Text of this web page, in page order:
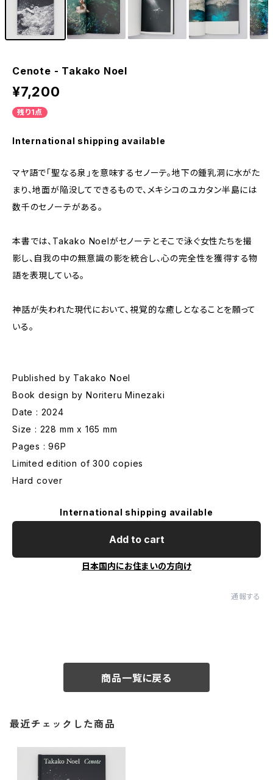
Cenote - Takako Noel
¥7,200
残り1点
International shipping available
マヤ語で「聖なる泉」を意味するセノーテ。地下の鍾乳洞に水がた
まり、地面が陥没してできるもので、メキシコのユカタン半島には
数千のセノーテがある。
本書では、Takako Noelがセノーテとそこで泳ぐ女性たちを撮
影し、自我の中の無意識の影を統合し、心の完全性を獲得する物
語を表現している。
神話が失われた現代において、視覚的な癒しとなることを願って
いる。
Published by Takako Noel
Book design by Noriteru Minezaki
Date : 2024
Size : 228 mm x 165 mm
Pages : 96P
Limited edition of 300 copies
Hard cover
International shipping available
Add to cart
日本国内にお住まいの方向け
通報する
商品一覧に戻る
最近チェックした商品